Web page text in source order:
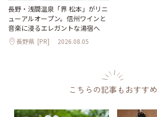
長野・浅間温泉「界 松本」がリニ
ューアルオープン。信州ワインと
音楽に浸るエレガントな湯宿へ
長野県 [PR] 2026.08.05
こちらの記事もおすすめ